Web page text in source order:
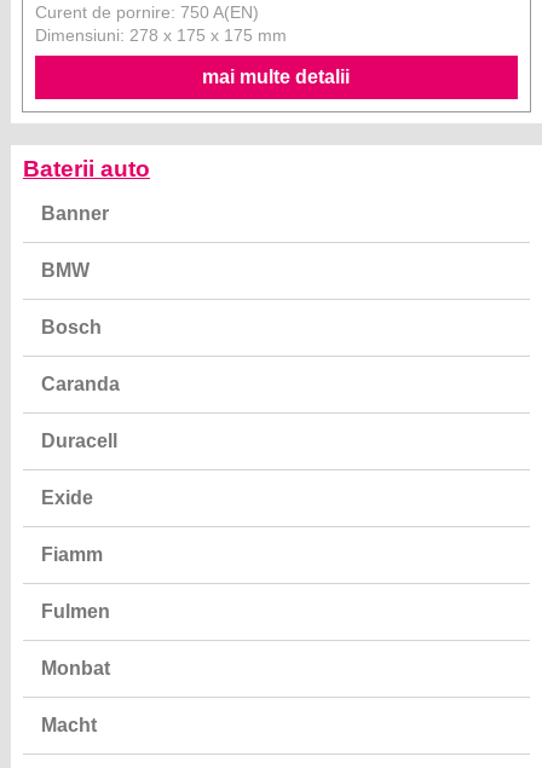
Curent de pornire: 750 A(EN)
Dimensiuni: 278 x 175 x 175 mm
mai multe detalii
Baterii auto
Banner
BMW
Bosch
Caranda
Duracell
Exide
Fiamm
Fulmen
Monbat
Macht